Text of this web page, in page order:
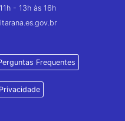
- 13h às 16h
Frequentes